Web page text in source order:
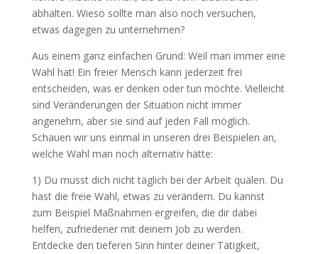
abhalten. Wieso sollte man also noch versuchen,
etwas dagegen zu unternehmen?
Aus einem ganz einfachen Grund: Weil man immer eine
Wahl hat! Ein freier Mensch kann jederzeit frei
entscheiden, was er denken oder tun möchte. Vielleicht
sind Veränderungen der Situation nicht immer
angenehm, aber sie sind auf jeden Fall möglich.
Schauen wir uns einmal in unseren drei Beispielen an,
welche Wahl man noch alternativ hätte:
1) Du musst dich nicht täglich bei der Arbeit quälen. Du
hast die freie Wahl, etwas zu verändern. Du kannst
zum Beispiel Maßnahmen ergreifen, die dir dabei
helfen, zufriedener mit deinem Job zu werden.
Entdecke den tieferen Sinn hinter deiner Tätigkeit,